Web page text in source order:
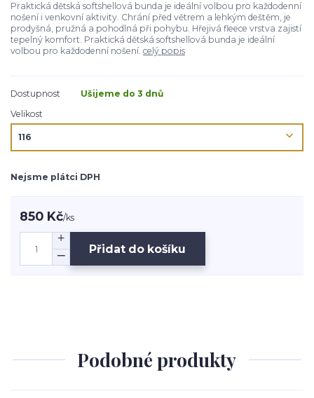
Praktická dětská softshellová bunda je ideální volbou pro každodenní
nošení i venkovní aktivity. Chrání před větrem a lehkým deštěm, je
prodyšná, pružná a pohodlná při pohybu. Hřejivá fleece vrstva zajistí
tepelný komfort. Praktická dětská softshellová bunda je ideální
volbou pro každodenní nošení. celý popis
Dostupnost
Ušijeme do 3 dnů
Velikost
Nejsme plátci DPH
850 Kč/ks
Přidat do košíku
Podobné produkty